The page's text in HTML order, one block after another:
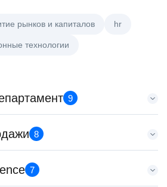
рынков и капиталов hr
технологии
9
Enterprise продаж)
департамент
8
крупному бизнесу
продажи
7